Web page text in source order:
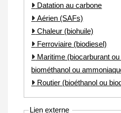
Datation au carbone
Aérien (SAFs)
Chaleur (biohuile)
Ferroviaire (biodiesel)
Maritime (biocarburant
biométhanol ou
Routier (bioéthanol ou
Lien externe